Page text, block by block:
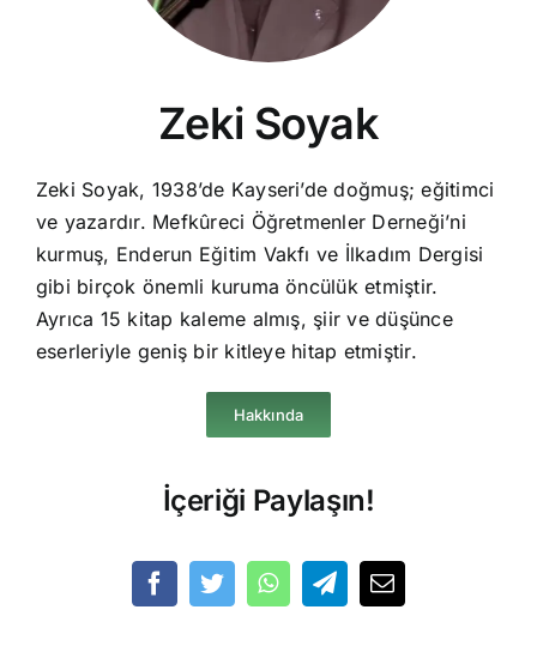
Zeki Soyak
Zeki Soyak, 1938’de Kayseri’de doğmuş; eğitimci
ve yazardır. Mefkûreci Öğretmenler Derneği’ni
kurmuş, Enderun Eğitim Vakfı ve İlkadım Dergisi
gibi birçok önemli kuruma öncülük etmiştir.
Ayrıca 15 kitap kaleme almış, şiir ve düşünce
eserleriyle geniş bir kitleye hitap etmiştir.
Hakkında
İçeriği Paylaşın!